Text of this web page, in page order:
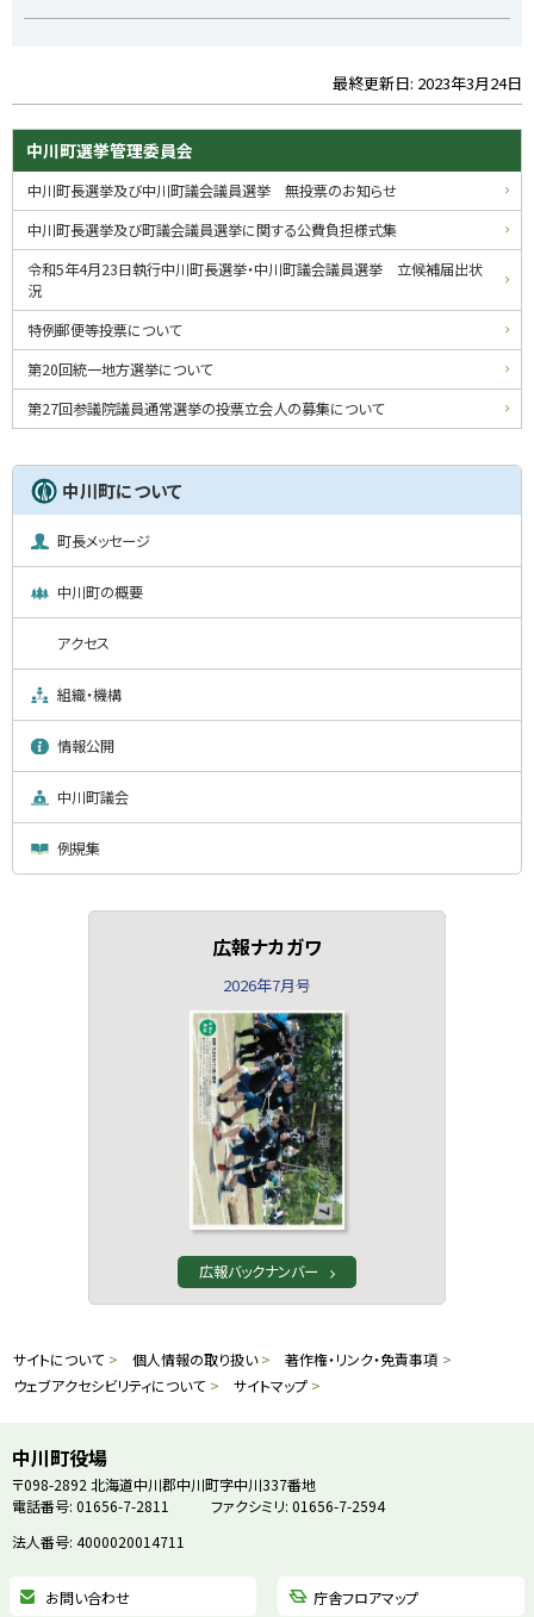
ッ
最終更新日: 2023年3月24日
サ
イ
ド
メ
ニ
ュ
ー
中川町選挙管理委員会
中川町長選挙及び中川町議会議員選挙 無投票のお知らせ
中川町長選挙及び町議会議員選挙に関する公費負担様式集
令和5年4月23日執行中川町長選挙・中川町議会議員選挙 立候補届出状
況
特例郵便等投票について
第20回統一地方選挙について
第27回参議院議員通常選挙の投票立会人の募集について
中川町について
町長メッセージ
中川町の概要
アクセス
組織・機構
情報公開
中川町議会
例規集
広報ナカガワ
2026年7月号
広報バックナンバー
文
る
メ
ニ
サ
ト
情
サイトについて 個人情報の取り扱い
著作権・リンク・免責事項
ウェブアクセシビリティについて
サイトマップ
中川町役場
〒098-2892 北海道中川郡中川町字中川337番地
電話番号: 01656-7-2811
ファクシミリ: 01656-7-2594
法人番号: 4000020014711
お問い合わせ 庁舎フロアマップ